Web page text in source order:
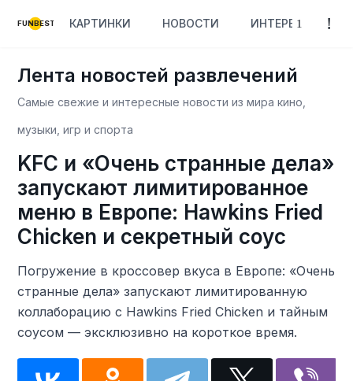
FUNBEST КАРТИНКИ НОВОСТИ ИНТЕРЕСНОЕ
Лента новостей развлечений
Самые свежие и интересные новости из мира кино,
музыки, игр и спорта
KFC и «Очень странные дела»
запускают лимитированное
меню в Европе: Hawkins Fried
Chicken и секретный соус
Погружение в кроссовер вкуса в Европе: «Очень
странные дела» запускают лимитированную
коллаборацию с Hawkins Fried Chicken и тайным
соусом — эксклюзивно на короткое время.